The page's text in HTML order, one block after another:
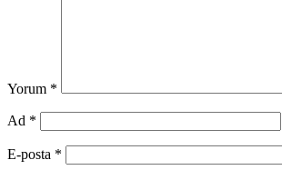
Yorum *
Ad *
E-posta *